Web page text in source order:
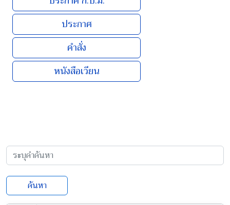
ประกาศ
คำสั่ง
หนังสือเวียน
ค้นหา